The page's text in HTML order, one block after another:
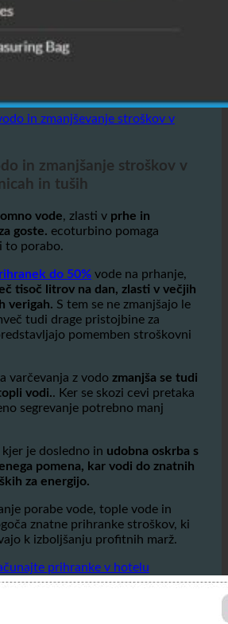
in zmanjševanje stroškov v
in tuših
vode
goste. ecoturbino pomaga
to porabo.
do 50%
vode na prhanje,
tisoč litrov na dan, zlasti v večjih
verigah. S tem se ne zmanjšajo le
tudi drage pristojbine za
pomemben stroškovni
varčevanja z vodo
zmanjša se tudi
vodi.
segrevanje potrebno manj
je dosledno in
pomena, kar vodi do znatnih
za energijo.
porabe vode, tople vode in
znatne prihranke stroškov, ki
k izboljšanju profitnih marž.
prihranke v hotelu